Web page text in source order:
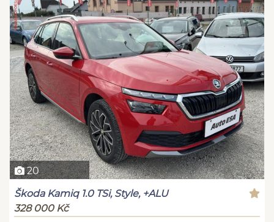
20
Škoda Kamiq 1.0 TSi, Style, +ALU
328 000 Kč